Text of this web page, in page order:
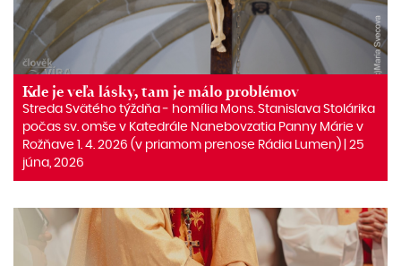
Kde je veľa lásky, tam je málo problémov
Streda Svätého týždňa ‒ homília Mons. Stanislava Stolárika
počas sv. omše v Katedrále Nanebovzatia Panny Márie v
Rožňave 1. 4. 2026 (v priamom prenose Rádia Lumen) | 25
júna, 2026